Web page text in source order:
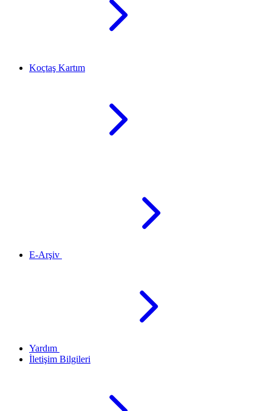
Koçtaş Kartım
E-Arşiv
Yardım
İletişim Bilgileri